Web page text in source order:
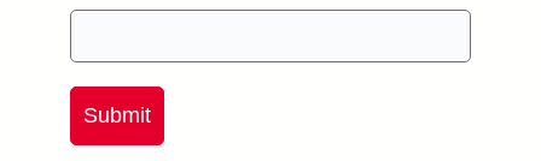
Submit